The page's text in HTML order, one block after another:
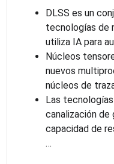
DLSS es un
tecnologías de
utiliza IA para
Núcleos
nuevos
núcleos de
Las
canalización de
capacidad de
…